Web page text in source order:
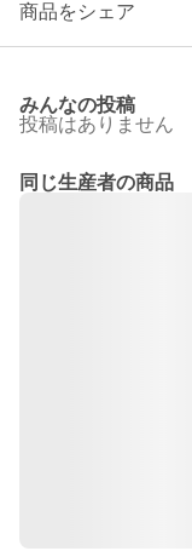
商品をシェア
みんなの投稿
投稿はありません
同じ生産者の商品